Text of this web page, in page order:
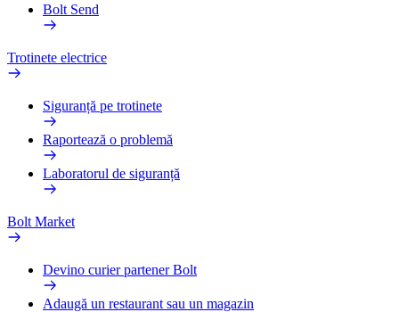
Bolt Send
Trotinete electrice
Siguranță pe trotinete
Raportează o problemă
Laboratorul de siguranță
Bolt Market
Devino curier partener Bolt
Adaugă un restaurant sau un magazin